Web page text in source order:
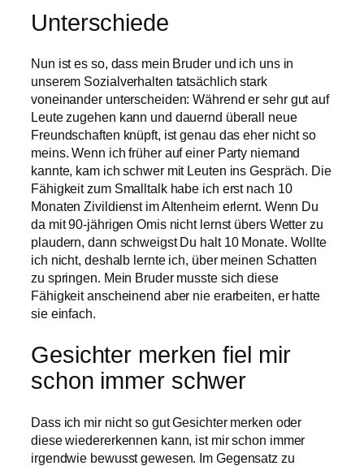
Unterschiede
Nun ist es so, dass mein Bruder und ich uns in
unserem Sozialverhalten tatsächlich stark
voneinander unterscheiden: Während er sehr gut auf
Leute zugehen kann und dauernd überall neue
Freundschaften knüpft, ist genau das eher nicht so
meins. Wenn ich früher auf einer Party niemand
kannte, kam ich schwer mit Leuten ins Gespräch. Die
Fähigkeit zum Smalltalk habe ich erst nach 10
Monaten Zivildienst im Altenheim erlernt. Wenn Du
da mit 90-jährigen Omis nicht lernst übers Wetter zu
plaudern, dann schweigst Du halt 10 Monate. Wollte
ich nicht, deshalb lernte ich, über meinen Schatten
zu springen. Mein Bruder musste sich diese
Fähigkeit anscheinend aber nie erarbeiten, er hatte
sie einfach.
Gesichter merken fiel mir
schon immer schwer
Dass ich mir nicht so gut Gesichter merken oder
diese wiedererkennen kann, ist mir schon immer
irgendwie bewusst gewesen. Im Gegensatz zu